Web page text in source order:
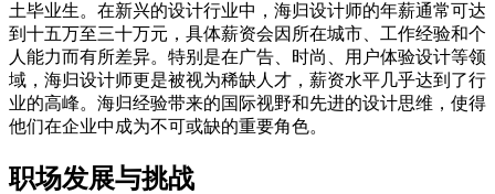
土毕业生。在新兴的设计行业中，海归设计师的年薪通常可达
到十五万至三十万元，具体薪资会因所在城市、工作经验和个
人能力而有所差异。特别是在广告、时尚、用户体验设计等领
域，海归设计师更是被视为稀缺人才，薪资水平几乎达到了行
业的高峰。海归经验带来的国际视野和先进的设计思维，使得
他们在企业中成为不可或缺的重要角色。
职场发展与挑战